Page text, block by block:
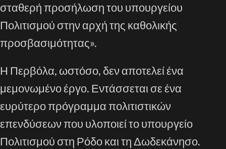
σταθερή προσήλωση του υπουργείου
Πολιτισμού στην αρχή της καθολικής
προσβασιμότητας».
Η Περβόλα, ωστόσο, δεν αποτελεί ένα
μεμονωμένο έργο. Εντάσσεται σε ένα
ευρύτερο πρόγραμμα πολιτιστικών
επενδύσεων που υλοποιεί το υπουργείο
Πολιτισμού στη Ρόδο και τη Δωδεκάνησο.